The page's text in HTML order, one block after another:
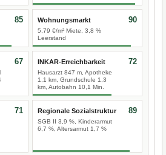
85 Wohnungsmarkt
5,79 €/m² Miete, 3,8 %
Leerstand
90
67 INKAR-Erreichbarkeit
Hausarzt 847 m, Apotheke
1,1 km, Grundschule 1,3
km, Autobahn 10,1 Min.
72
71 Regionale Sozialstruktur
SGB II 3,9 %, Kinderarmut
6,7 %, Altersarmut 1,7 %
89